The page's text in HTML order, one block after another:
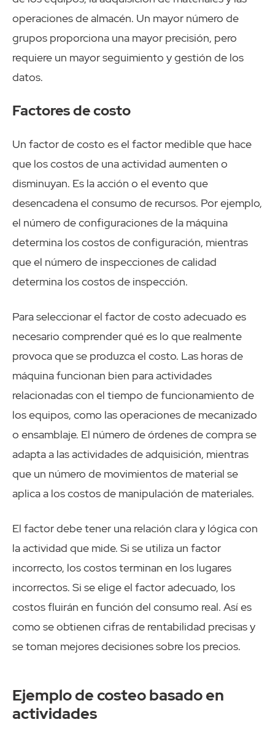
operaciones de almacén. Un mayor número de
grupos proporciona una mayor precisión, pero
requiere un mayor seguimiento y gestión de los
datos.
Factores de costo
Un factor de costo es el factor medible que hace
que los costos de una actividad aumenten o
disminuyan. Es la acción o el evento que
desencadena el consumo de recursos. Por ejemplo,
el número de configuraciones de la máquina
determina los costos de configuración, mientras
que el número de inspecciones de calidad
determina los costos de inspección.
Para seleccionar el factor de costo adecuado es
necesario comprender qué es lo que realmente
provoca que se produzca el costo. Las horas de
máquina funcionan bien para actividades
relacionadas con el tiempo de funcionamiento de
los equipos, como las operaciones de mecanizado
o ensamblaje. El número de órdenes de compra se
adapta a las actividades de adquisición, mientras
que un número de movimientos de material se
aplica a los costos de manipulación de materiales.
El factor debe tener una relación clara y lógica con
la actividad que mide. Si se utiliza un factor
incorrecto, los costos terminan en los lugares
incorrectos. Si se elige el factor adecuado, los
costos fluirán en función del consumo real. Así es
como se obtienen cifras de rentabilidad precisas y
se toman mejores decisiones sobre los precios.
Ejemplo de costeo basado en
actividades